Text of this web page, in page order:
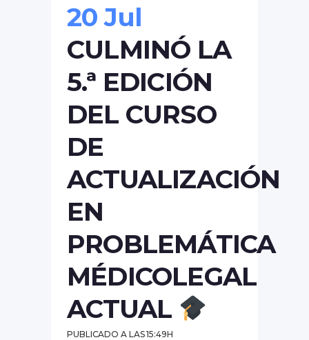
20 Jul
CULMINÓ LA
5.ª EDICIÓN
DEL CURSO
DE
ACTUALIZACIÓN
EN
PROBLEMÁTICA
MÉDICOLEGAL
ACTUAL
PUBLICADO A LAS 15:49H